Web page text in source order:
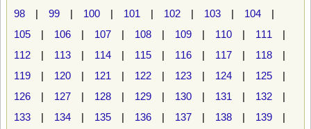
98 | 99 | 100 | 101 | 102 | 103 | 104 |
105 | 106 | 107 | 108 | 109 | 110 | 111 |
112 | 113 | 114 | 115 | 116 | 117 | 118 |
119 | 120 | 121 | 122 | 123 | 124 | 125 |
126 | 127 | 128 | 129 | 130 | 131 | 132 |
133 | 134 | 135 | 136 | 137 | 138 | 139 |